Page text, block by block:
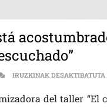
IRUZKINAK DESAKTIBATUTA
del taller “El